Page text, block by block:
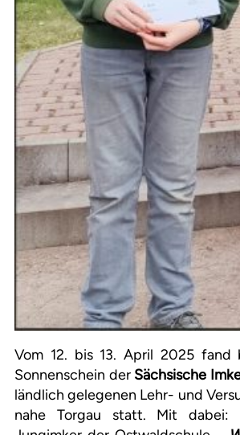
Vom 12. bis 13. April 2025 fand
Sonnenschein der Sächsische
ländlich gelegenen Lehr- und
nahe Torgau statt. Mit dabei: